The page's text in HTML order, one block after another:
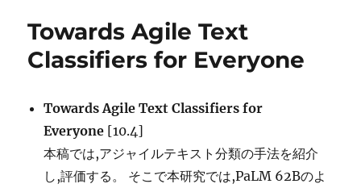
ー
Towards Agile Text
Classifiers for Everyone
Towards Agile Text Classifiers for
Everyone [10.4]
本稿では,アジャイルテキスト分類の手法を紹介
し,評価する。 そこで本研究では,PaLM 62Bのよ